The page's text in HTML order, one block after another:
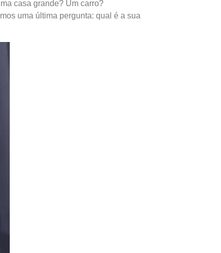
casa grande? Um carro?
uma última pergunta: qual é a sua